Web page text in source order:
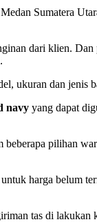
Sumatera
dari klien.
ukuran dan jenis
navy yang dapat
pilihan
harga belum
tas di